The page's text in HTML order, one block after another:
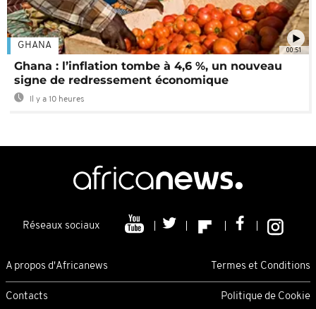
00:51
GHANA
Ghana : l’inflation tombe à 4,6 %, un nouveau
signe de redressement économique
Il y a 10 heures
Réseaux sociaux
A propos d'Africanews Termes et Conditions
Contacts Politique de Cookie